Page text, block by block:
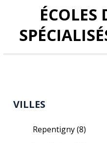
ÉCOLES
VILLES
Repentigny(8)